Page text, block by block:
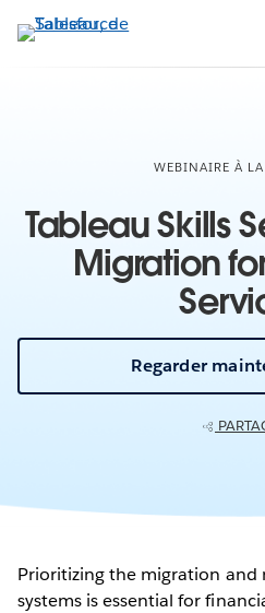
Aller
au
WEBINAIRE À
Tableau Skills
Migration
Regarder
Prioritizing the migration and
systems is essential for